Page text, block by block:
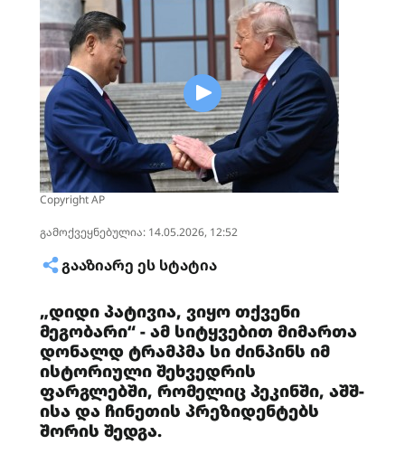
Copyright AP
გამოქვეყნებულია: 14.05.2026, 12:52
ᲒᲐᲐᲖᲘᲐᲠᲔ ᲔᲡ ᲡᲢᲐᲢᲘᲐ
„დიდი პატივია, ვიყო თქვენი
მეგობარი“ - ამ სიტყვებით მიმართა
დონალდ ტრამპმა სი ძინპინს იმ
ისტორიული შეხვედრის
ფარგლებში, რომელიც პეკინში, აშშ-
ისა და ჩინეთის პრეზიდენტებს
შორის შედგა.